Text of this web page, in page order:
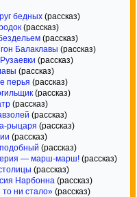
бедных (рассказ)
(рассказ)
(рассказ)
Балаклавы (рассказ)
(рассказ)
(рассказ)
перья (рассказ)
(рассказ)
(рассказ)
(рассказ)
рыцаря (рассказ)
(рассказ)
(рассказ)
— марш-марш! (рассказ)
(рассказ)
Нарбонна (рассказ)
ни стало» (рассказ)